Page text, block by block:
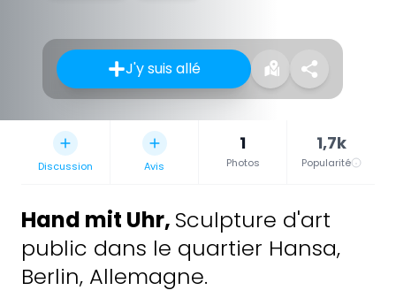
J'y suis allé
Discussion Avis
1
Photos
1,7k
Popularité
Hand mit Uhr, Sculpture d'art
public dans le quartier Hansa,
Berlin, Allemagne.